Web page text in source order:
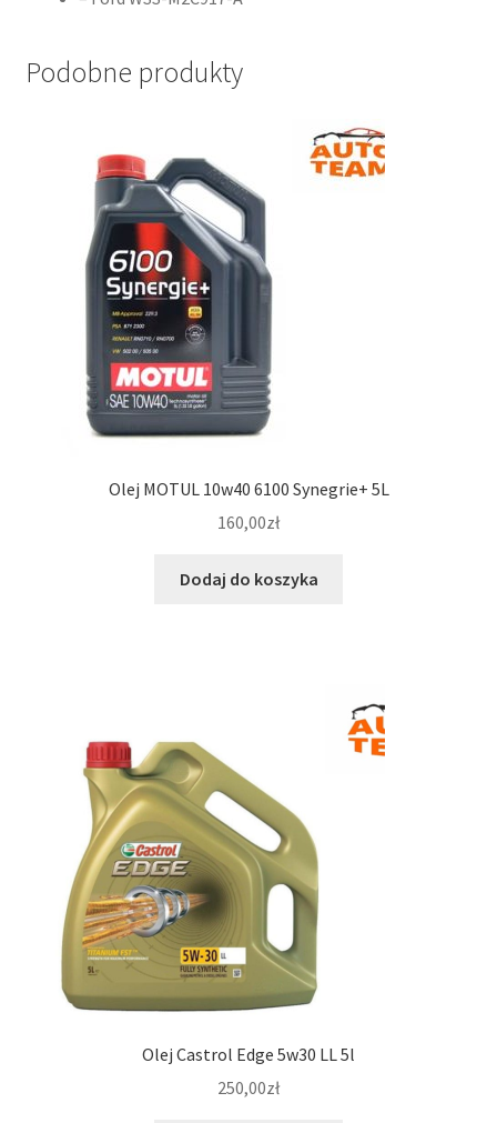
Podobne produkty
Olej MOTUL 10w40 6100 Synegrie+ 5L
160,00zł
Dodaj do koszyka
Olej Castrol Edge 5w30 LL 5l
250,00zł